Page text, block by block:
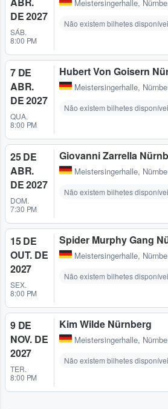
DE 2027
SÁB.
8:00 PM
Meistersingerhalle,
Não existem bilhetes
7 DE
ABR.
DE 2027
QUA.
8:00 PM
Hubert Von Goisern
Meistersingerhalle,
Não existem bilhetes
25 DE
ABR.
DE 2027
DOM.
7:30 PM
Giovanni Zarrella
Meistersingerhalle,
Não existem bilhetes
15 DE
OUT. DE
2027
SEX.
8:00 PM
Spider Murphy Gang
Meistersingerhalle,
Não existem bilhetes
9 DE
NOV. DE
2027
TER.
8:00 PM
Kim Wilde Nürnberg
Meistersingerhalle,
Não existem bilhetes